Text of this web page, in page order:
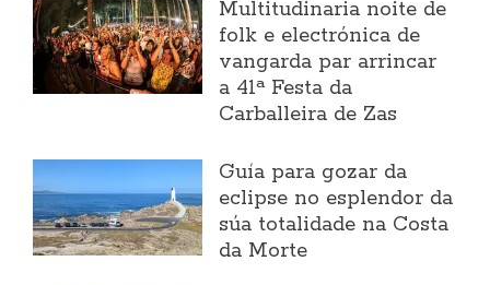
Multitudinaria noite de
folk e electrónica de
vangarda par arrincar
a 41ª Festa da
Carballeira de Zas
Guía para gozar da
eclipse no esplendor da
súa totalidade na Costa
da Morte